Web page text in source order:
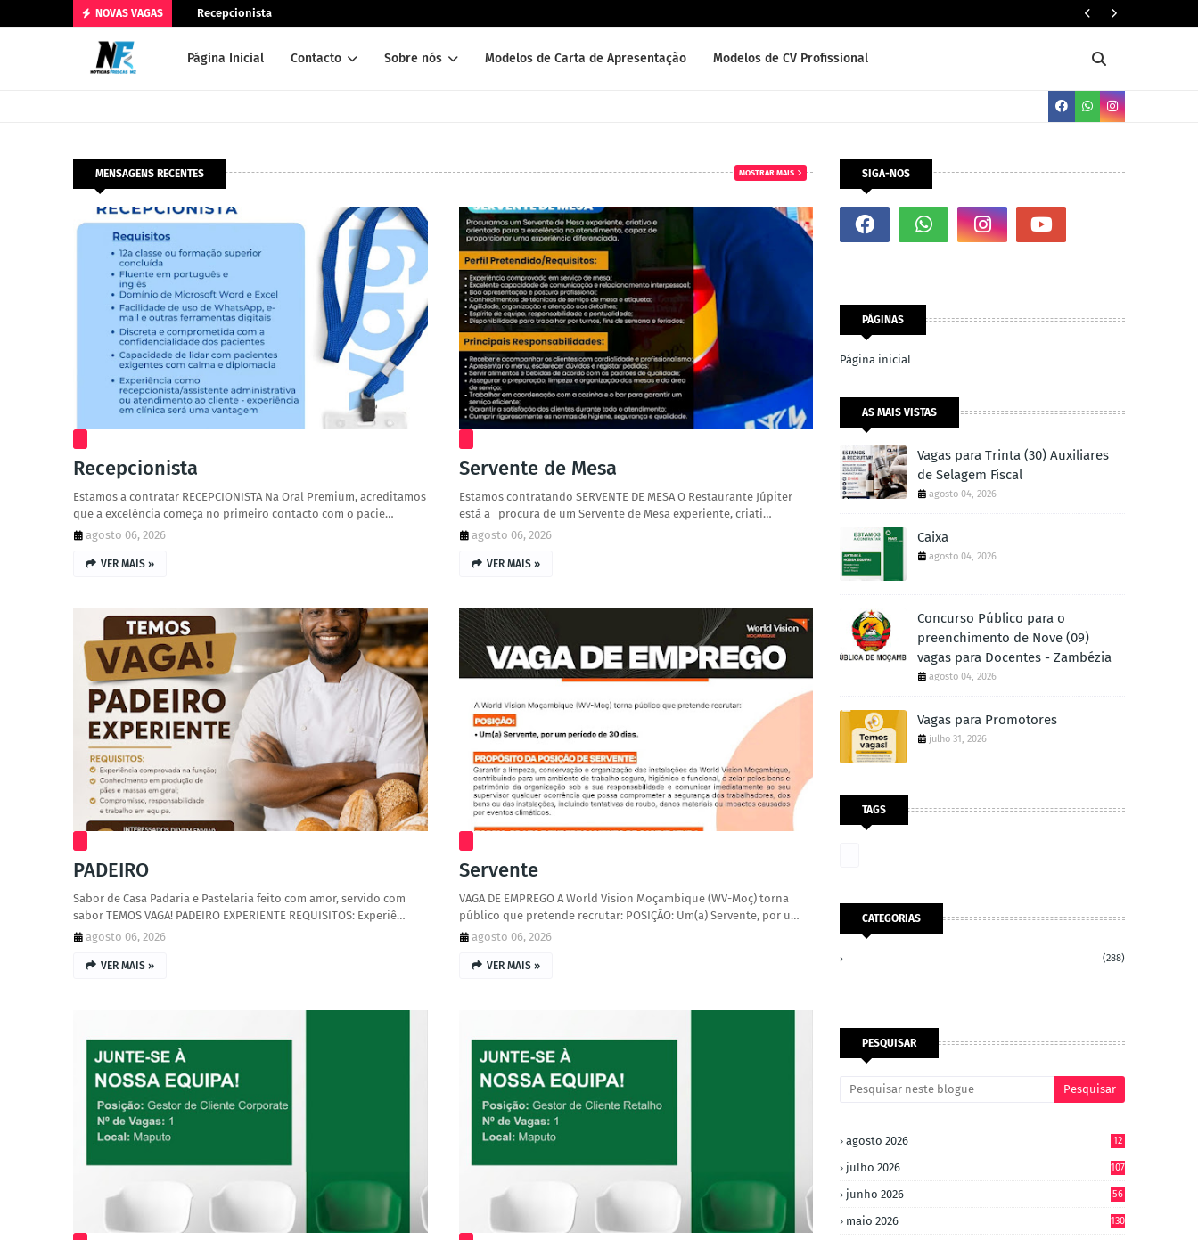
NOVAS VAGAS Recepcionista
Página Inicial Contacto Sobre nós Modelos de Carta de Apresentação Modelos de CV Profissional
MENSAGENS RECENTES MOSTRAR MAIS
Recepcionista
Estamos a contratar RECEPCIONISTA Na Oral Premium, acreditamos
que a excelência começa no primeiro contacto com o pacie…
agosto 06, 2026
VER MAIS »
Servente de Mesa
Estamos contratando SERVENTE DE MESA O Restaurante Júpiter
está a procura de um Servente de Mesa experiente, criati…
agosto 06, 2026
VER MAIS »
PADEIRO
Sabor de Casa Padaria e Pastelaria feito com amor, servido com
sabor TEMOS VAGA! PADEIRO EXPERIENTE REQUISITOS: Experiê…
agosto 06, 2026
VER MAIS »
Servente
VAGA DE EMPREGO A World Vision Moçambique (WV-Moç) torna
público que pretende recrutar: POSIÇÃO: Um(a) Servente, por u…
agosto 06, 2026
VER MAIS »
SIGA-NOS
PÁGINAS
Página inicial
AS MAIS VISTAS
Vagas para Trinta (30) Auxiliares
de Selagem Fiscal
agosto 04, 2026
Caixa
agosto 04, 2026
Concurso Público para o
preenchimento de Nove (09)
vagas para Docentes - Zambézia
agosto 04, 2026
Vagas para Promotores
julho 31, 2026
TAGS
CATEGORIAS
(288)
PESQUISAR
agosto 2026 12
julho 2026 107
junho 2026 56
maio 2026 130